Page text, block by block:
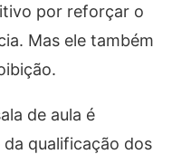
por reforçar o
Mas ele também
de aula é
qualificação dos